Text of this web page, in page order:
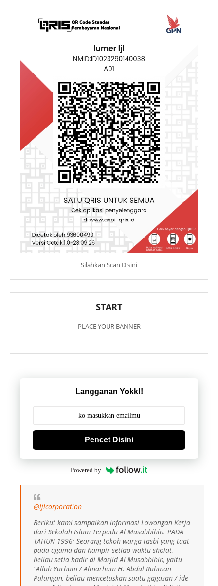
Silahkan Scan Disini
START
PLACE YOUR BANNER
Langganan Yokk!!
Pencet Disini
Powered by
@ljlcorporation
Berikut kami sampaikan informasi Lowongan Kerja
dari Sekolah Islam Terpadu Al Musabbihin. PADA
TAHUN 1996: Seorang tokoh warga tasbi yang taat
pada agama dan hampir setiap waktu sholat,
beliau setia hadir di Masjid Al Musabbihin, yaitu
“Allah Yarham / Almarhum H. Abdul Rahman
Pulungan, beliau mencetuskan suatu gagasan / ide